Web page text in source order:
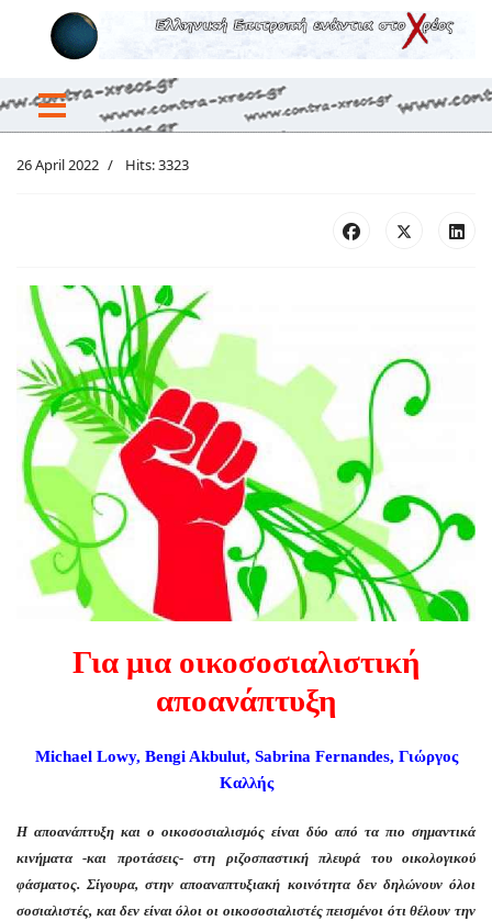
26 April 2022 Hits: 3323
Για μια οικοσοσιαλιστική
αποανάπτυξη
Michael Lowy, Bengi Akbulut, Sabrina Fernandes, Γιώργος
Καλλής
Η αποανάπτυξη και ο οικοσοσιαλισμός είναι δύο από τα πιο σημαντικά
κινήματα -και προτάσεις- στη ριζοσπαστική πλευρά του οικολογικού
φάσματος. Σίγουρα, στην αποαναπτυξιακή κοινότητα δεν δηλώνουν όλοι
σοσιαλιστές, και δεν είναι όλοι οι οικοσοσιαλιστές πεισμένοι ότι θέλουν την